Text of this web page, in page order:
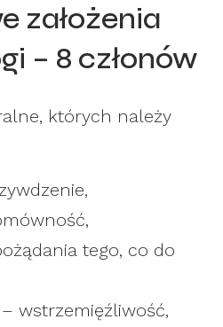
założenia
– 8 członów
których należy
tego, co do
– wstrzemięźliwość,